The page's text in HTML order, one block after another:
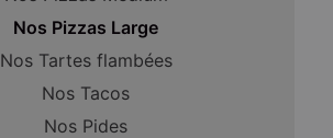
Nos Pizzas Large
Nos Tartes flambées
Nos Tacos
Nos Pides